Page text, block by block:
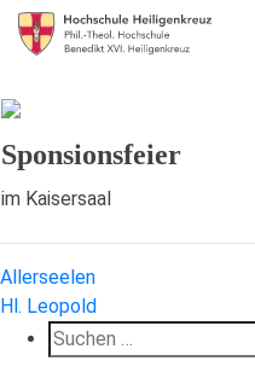
Sponsionsfeier
im Kaisersaal
Allerseelen
Hl. Leopold
Suchen
nach: